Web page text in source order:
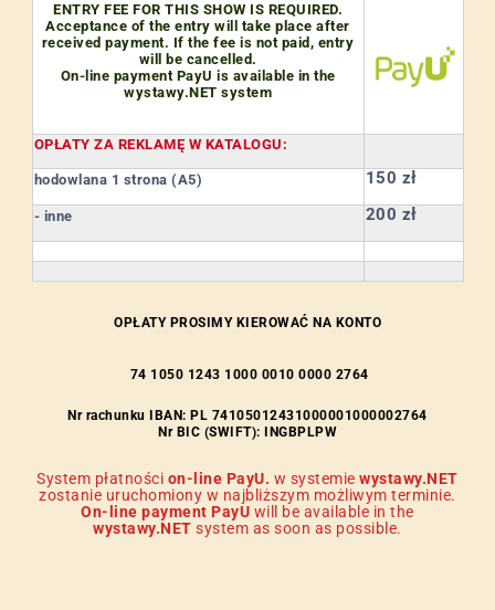
ENTRY FEE FOR THIS SHOW IS REQUIRED.
Acceptance of the entry will take place after
received payment. If the fee is not paid, entry
will be cancelled.
On-line payment PayU is available in the
wystawy.NET system
OPŁATY ZA REKLAMĘ W KATALOGU:
hodowlana 1 strona (A5) 150 zł
- inne 200 zł
OPŁATY PROSIMY KIEROWAĆ NA KONTO
74 1050 1243 1000 0010 0000 2764
Nr rachunku IBAN: PL 74105012431000001000002764
Nr BIC (SWIFT): INGBPLPW
System płatności on-line PayU. w systemiewystawy.NET
zostanie uruchomiony w najbliższym możliwym terminie.
On-line payment PayU will be available in the
wystawy.NET system as soon as possible.